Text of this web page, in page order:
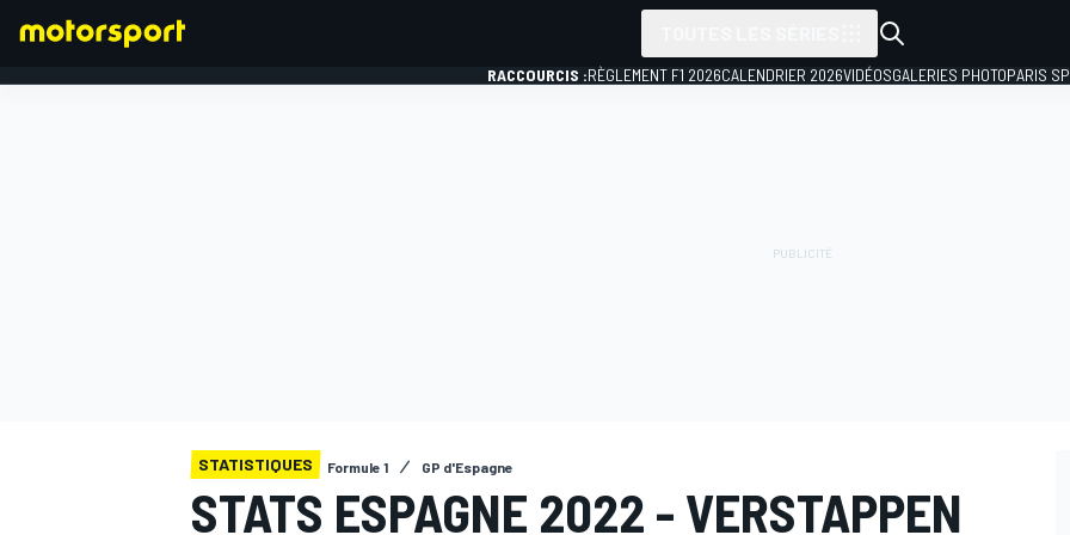
RACCOURCIS :RÈGLEMENT F1 2026CALENDRIER 2026VIDÉOSGALERIES PHOTOPARIS
STATISTIQUES Formule 1 GP d'Espagne
STATS ESPAGNE 2022 - VERSTAPPEN